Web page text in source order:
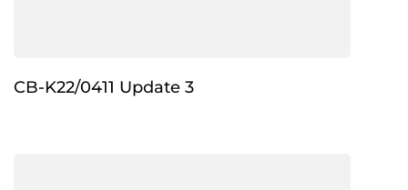
CB-K22/0411 Update 3